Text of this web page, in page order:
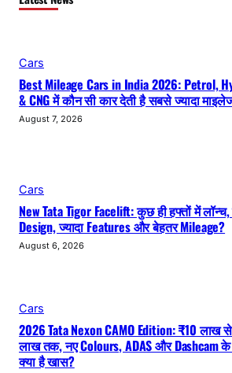
Cars
Best Mileage Cars in India 2026: Petrol,
& CNG में कौन सी कार देती है सबसे ज्यादा
August 7, 2026
Cars
New Tata Tigor Facelift: कुछ ही हफ्तों में
Design, ज्यादा Features और बेहतर Mileage?
August 6, 2026
Cars
2026 Tata Nexon CAMO Edition: ₹10 लाख
लाख तक, नए Colours, ADAS और Dashcam
क्या है खास?